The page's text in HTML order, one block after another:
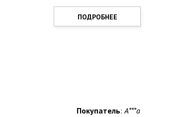
ПОДРОБНЕЕ
Покупатель:A***a